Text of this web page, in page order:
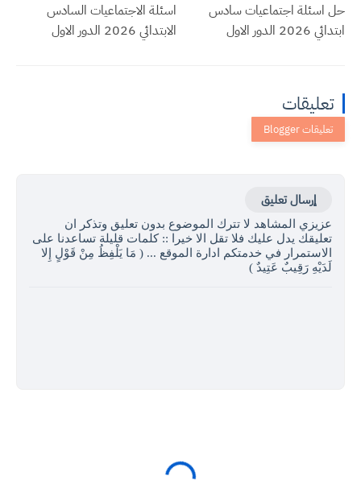
حل اسئلة اجتماعيات سادس
ابتدائي 2026 الدور الاول
اسئلة الاجتماعيات السادس
الابتدائي 2026 الدور الاول
تعليقات
إرسال تعليق
عزيزي المشاهد لا تترك الموضوع بدون تعليق وتذكر ان
تعليقك يدل عليك فلا تقل الا خيرا :: كلمات قليلة تساعدنا على
الاستمرار في خدمتكم ادارة الموقع ... ( مَا يَلْفِظُ مِنْ قَوْلٍ إِلا
لَدَيْهِ رَقِيبٌ عَتِيدٌ )